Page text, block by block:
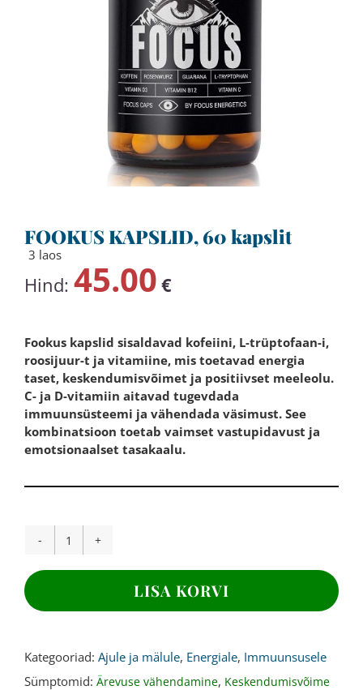
FOOKUS KAPSLID, 60 kapslit
3 laos
Hind: 45.00 €
Fookus kapslid sisaldavad kofeiini, L-trüptofaan-i,
roosijuur-t ja vitamiine, mis toetavad energia
taset, keskendumisvõimet ja positiivset meeleolu.
C- ja D-vitamiin aitavad tugevdada
immuunsüsteemi ja vähendada väsimust. See
kombinatsioon toetab vaimset vastupidavust ja
emotsionaalset tasakaalu.
FOOKUS
LISA KORVI
Kategooriad: Ajule ja mälule, Energiale, Immuunsusele
Sümptomid: Ärevuse vähendamine, Keskendumisvõime